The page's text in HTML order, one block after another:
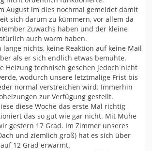
August im dies nochmal gemeldet damit
sich darum zu kümmern, vor allem da
Zuwachs haben und der kleine
auch warm haben.
lange nichts, keine Reaktion auf keine Mail
als er sich endlich etwas bemühte.
Heizung technisch gesehen jedoch nicht
wodurch unsere letztmalige Frist bis
normal verstreichen wird. Immerhin
zur Verfügung gestellt.
diese Woche das erste Mal richtig
das so gut wie gar nicht. Mit Mühe
gestern 17 Grad. Im Zimmer unseres
und ziemlich groß) hat es sich über
12 Grad erwärmt.